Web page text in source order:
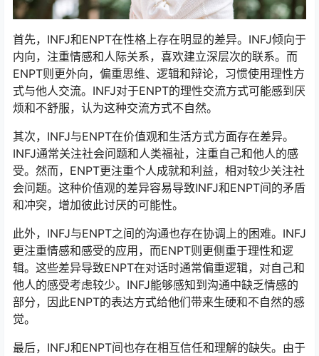
首先，INFJ和ENPT在性格上存在明显的差异。INFJ倾向于
内向，注重情感和人际关系，喜欢建立深层次的联系。而
ENPT则更外向，偏重思维、逻辑和辩论，习惯使用理性方
式与他人交流。INFJ对于ENPT的理性交流方式可能感到厌
烦和不舒服，认为这种交流方式不自然。
其次，INFJ与ENPT在价值观和生活方式方面存在差异。
INFJ通常关注社会问题和人类福祉，注重自己和他人的感
受。然而，ENPT更注重个人成就和利益，相对较少关注社
会问题。这种价值观的差异容易导致INFJ和ENPT间的矛盾
和冲突，增加彼此讨厌的可能性。
此外，INFJ与ENPT之间的沟通也存在协调上的困难。INFJ
更注重情感和感受的应用，而ENPT则更侧重于理性和逻
辑。这些差异导致ENPT在对话时通常偏重逻辑，对自己和
他人的感受考虑较少。INFJ能够感知到沟通中缺乏情感的
部分，因此ENPT的表达方式给他们带来生硬和不自然的感
觉。
最后，INFJ和ENPT间也存在相互信任和理解的缺失。由于